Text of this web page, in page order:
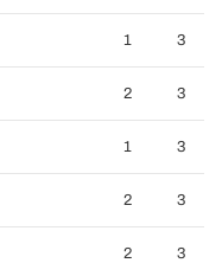
1 3
2 3
1 3
2 3
2 3